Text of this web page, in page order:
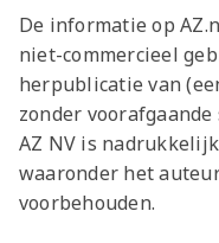
AZ
AZ
Club
De informatie op
niet-commercieel
herpublicatie van
zonder
AZ NV is
waaronder het
voorbehouden.